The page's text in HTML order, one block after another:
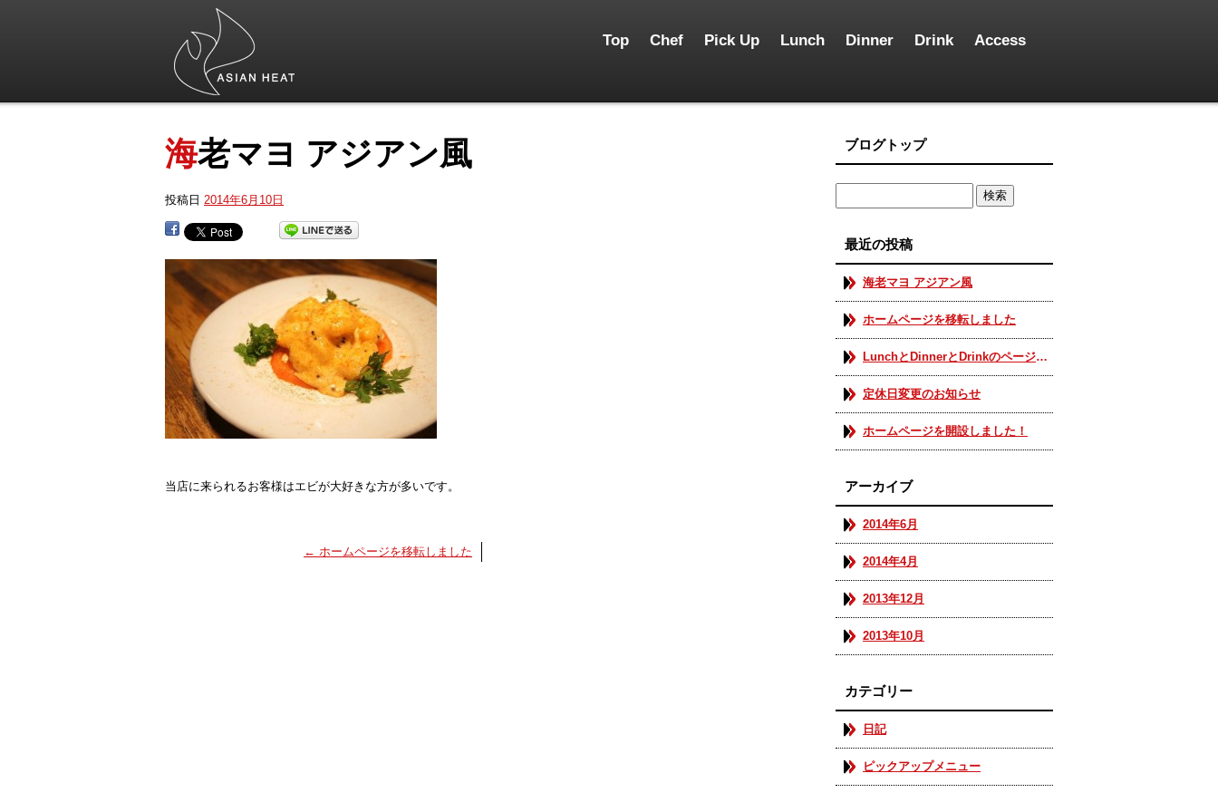
Top Chef Pick Up Lunch Dinner Drink Access
海老マヨ アジアン風
投稿日 2014年6月10日
当店に来られるお客様はエビが大好きな方が多いです。
← ホームページを移転しました
ブログトップ
最近の投稿
海老マヨ アジアン風
ホームページを移転しました
LunchとDinnerとDrinkのページを更新しました。
定休日変更のお知らせ
ホームページを開設しました！
アーカイブ
2014年6月
2014年4月
2013年12月
2013年10月
カテゴリー
日記
ピックアップメニュー